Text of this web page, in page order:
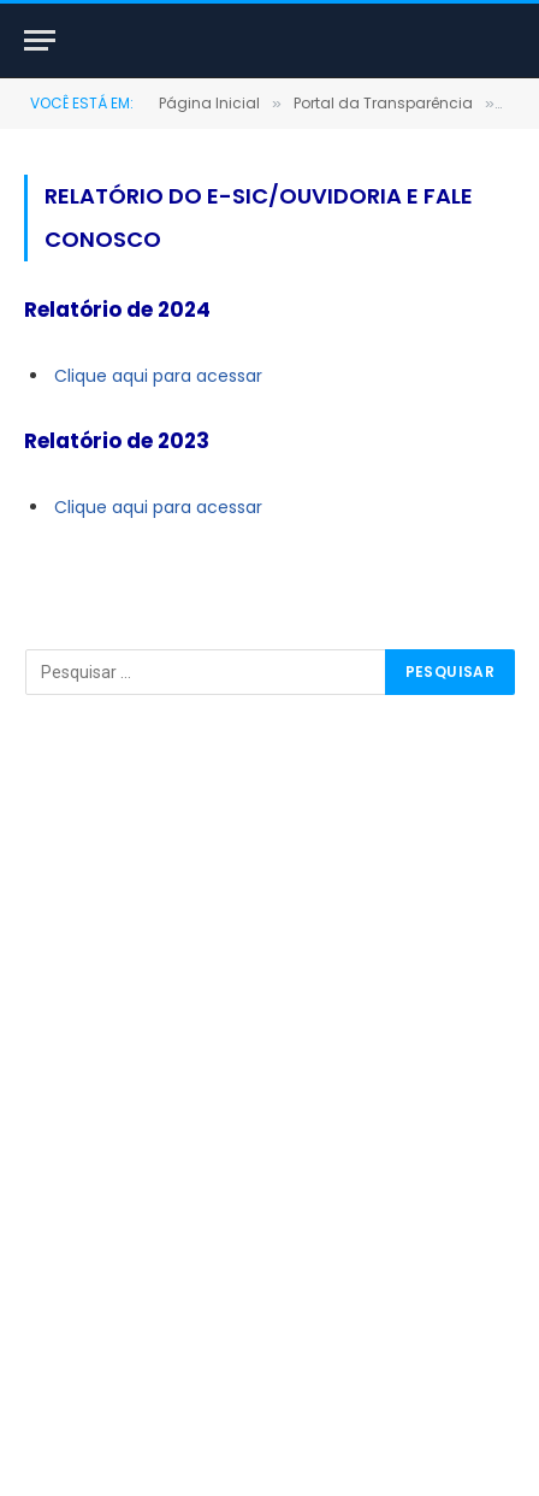
VOCÊ ESTÁ EM: Página Inicial » Portal da Transparência »
RELATÓRIO DO E-SIC/OUVIDORIA E FALE
CONOSCO
Relatório de 2024
Clique aqui para acessar
Relatório de 2023
Clique aqui para acessar